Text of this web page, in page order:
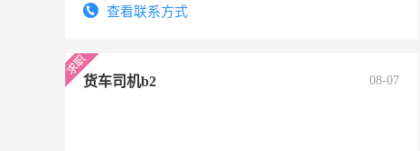
查看联系方式
货车司机b2 08-07